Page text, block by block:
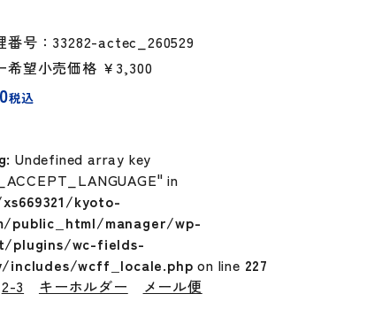
番号：33282-actec_260529
希望小売価格 ￥3,300
税込
: Undefined array key
in
kyoto-
public_html/manager/wp-
plugins/wc-fields-
includes/wcff_locale.php on line 227
2-3 キーホルダー
メール便